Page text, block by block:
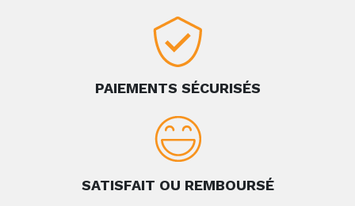
PAIEMENTS SÉCURISÉS
SATISFAIT OU REMBOURSÉ